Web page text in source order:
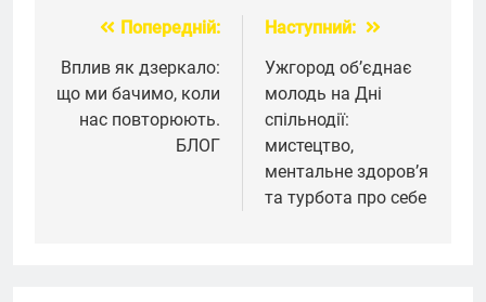
Навігація
записів
Попередній:
Вплив як дзеркало:
що ми бачимо, коли
нас повторюють.
БЛОГ
Наступний:
Ужгород об’єднає
молодь на Дні
спільнодії:
мистецтво,
ментальне здоров’я
та турбота про себе